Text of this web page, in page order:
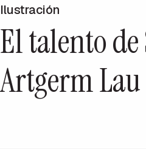
Ilustración
El talento
Artgerm Lau